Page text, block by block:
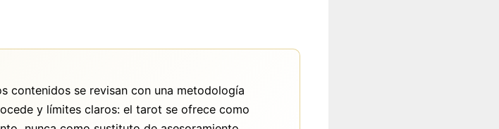
contenidos se revisan con una metodología
y límites claros: el tarot se ofrece como